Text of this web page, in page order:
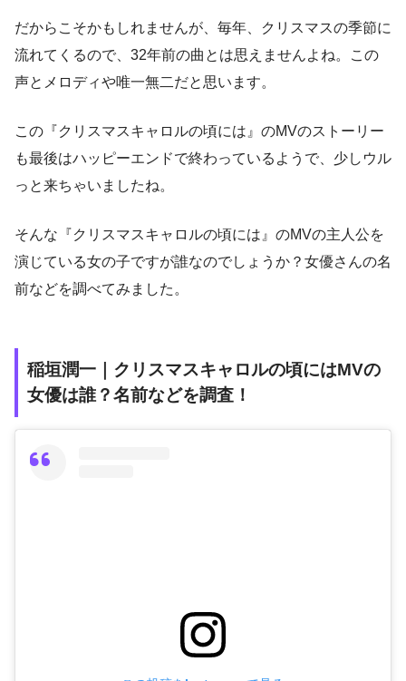
だからこそかもしれませんが、毎年、クリスマスの季節に
流れてくるので、32年前の曲とは思えませんよね。この
声とメロディや唯一無二だと思います。
この『クリスマスキャロルの頃には』のMVのストーリー
も最後はハッピーエンドで終わっているようで、少しウル
っと来ちゃいましたね。
そんな『クリスマスキャロルの頃には』のMVの主人公を
演じている女の子ですが誰なのでしょうか？女優さんの名
前などを調べてみました。
稲垣潤一｜クリスマスキャロルの頃にはMVの
女優は誰？名前などを調査！